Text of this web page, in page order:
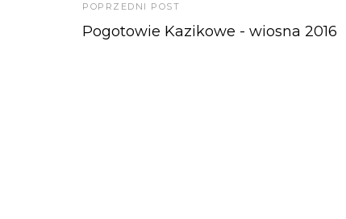
POPRZEDNI POST
Pogotowie Kazikowe - wiosna 2016